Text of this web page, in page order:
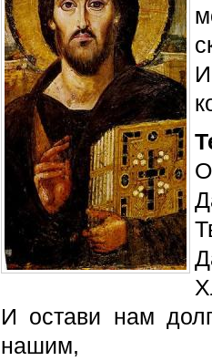
И остави нам
нашим,